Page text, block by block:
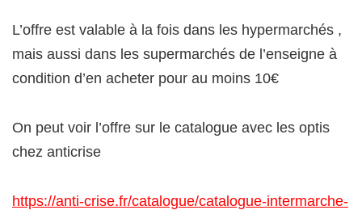
L’offre est valable à la fois dans les hypermarchés ,
mais aussi dans les supermarchés de l’enseigne à
condition d’en acheter pour au moins 10€
On peut voir l’offre sur le catalogue avec les optis
chez anticrise
https://anti-crise.fr/catalogue/catalogue-intermarche-